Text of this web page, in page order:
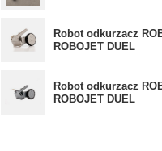
Robot odkurzacz
ROBOJET DUEL
Robot odkurzacz
ROBOJET DUEL